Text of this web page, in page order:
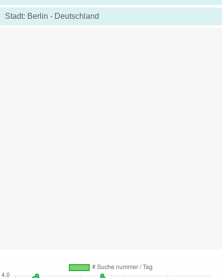
Stadt: Berlin - Deutschland